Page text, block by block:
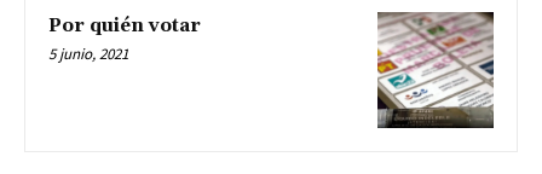
Por quién votar
5 junio, 2021